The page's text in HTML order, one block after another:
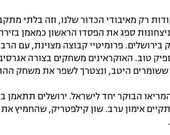
קלעו 24 נקודות רק מאיבודי הכדור שלנו, וזה
ספג את הפסדו הראשון כמאמן
פרומיטיי קבוצה מצוינת, עם
טוב. האוקראינים משחקים בצורה
ששומרים היטב, ונצטרך לשפר את משחק
הבוקר יחד לישראל. ירושלים תתאמן
תקיים אימון ערב. שון קילפטריק, שהחמיץ